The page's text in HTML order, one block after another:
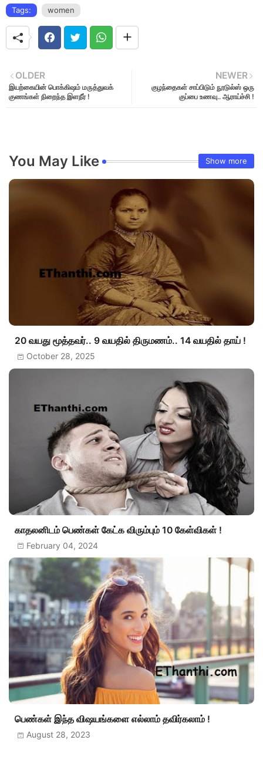
Tags: women
NEWER
குழந்தைகள் சாப்பிடும் நூடுல்ஸ் ஒரு
குப்பை உணவு.. ஆராய்ச்சி !
OLDER
இயற்கையின் பொக்கிஷம் மருத்துவக்
குணங்கள் நிறைந்த இளநீர் !
You May Like Show more
20 வயது மூத்தவர்.. 9 வயதில் திருமணம்.. 14 வயதில் தாய் !
October 28, 2025
காதலனிடம் பெண்கள் கேட்க விரும்பும் 10 கேள்விகள் !
February 04, 2024
பெண்கள் இந்த விஷயங்களை எல்லாம் தவிர்கலாம் !
August 28, 2023